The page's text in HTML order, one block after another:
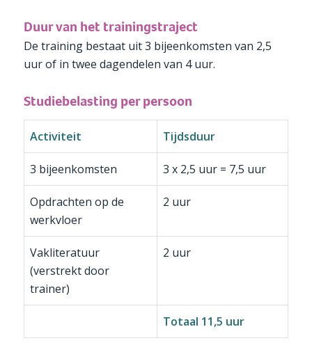
Duur van het trainingstraject
De training bestaat uit 3 bijeenkomsten van 2,5
uur of in twee dagendelen van 4 uur.
Studiebelasting per persoon
Activiteit Tijdsduur
3 bijeenkomsten 3 x 2,5 uur = 7,5 uur
Opdrachten op de
werkvloer
2 uur
Vakliteratuur
(verstrekt door
trainer)
2 uur
Totaal 11,5 uur